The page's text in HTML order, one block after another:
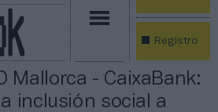
Registro
Mallorca - CaixaBank:
inclusión social a